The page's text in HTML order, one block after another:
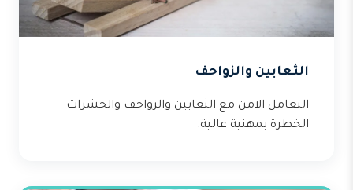
الثعابين والزواحف
التعامل الآمن مع الثعابين والزواحف والحشرات
الخطرة بمهنية عالية.